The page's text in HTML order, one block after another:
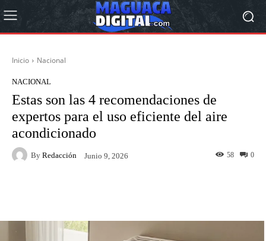
Inicio Nacional
NACIONAL
Estas son las 4 recomendaciones de
expertos para el uso eficiente del aire
acondicionado
By Redacción Junio 9, 2026 0
58